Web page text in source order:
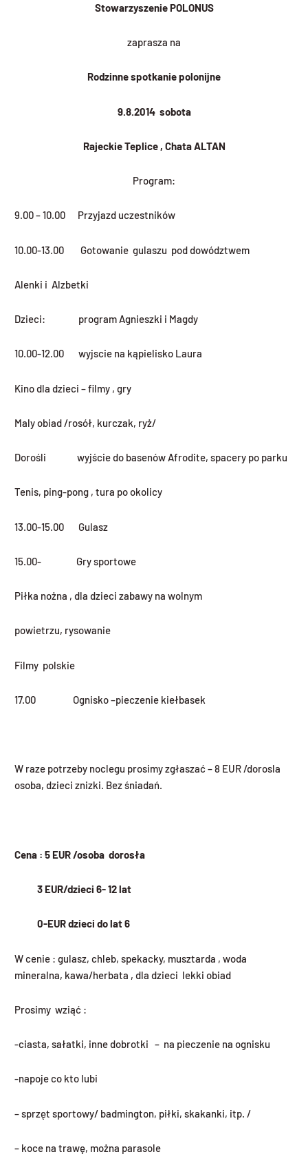
Stowarzyszenie POLONUS
zaprasza na
Rodzinne spotkanie polonijne
9.8.2014 sobota
Rajeckie Teplice , Chata ALTAN
Program:
9.00 – 10.00 Przyjazd uczestników
10.00-13.00 Gotowanie gulaszu pod dowództwem
Alenki i Alzbetki
Dzieci: program Agnieszki i Magdy
10.00-12.00 wyjscie na kąpielisko Laura
Kino dla dzieci – filmy , gry
Maly obiad /rosół, kurczak, ryż/
Dorośli wyjście do basenów Afrodite, spacery po parku
Tenis, ping-pong , tura po okolicy
13.00-15.00 Gulasz
15.00- Gry sportowe
Piłka nożna , dla dzieci zabawy na wolnym
powietrzu, rysowanie
Filmy polskie
17.00 Ognisko –pieczenie kiełbasek
W raze potrzeby noclegu prosimy zgłaszać – 8 EUR /dorosla
osoba, dzieci znizki. Bez śniadań.
Cena : 5 EUR /osoba dorosła
3 EUR/dzieci 6- 12 lat
0-EUR dzieci do lat 6
W cenie : gulasz, chleb, spekacky, musztarda , woda
mineralna, kawa/herbata , dla dzieci lekki obiad
Prosimy wziąć :
-ciasta, sałatki, inne dobrotki – na pieczenie na ognisku
-napoje co kto lubi
– sprzęt sportowy/ badmington, piłki, skakanki, itp. /
– koce na trawę, można parasole